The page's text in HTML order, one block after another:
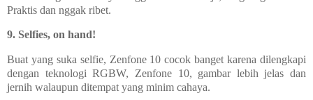
Praktis dan nggak ribet.
9. Selfies, on hand!
Buat yang suka selfie, Zenfone 10 cocok banget karena dilengkapi
dengan teknologi RGBW, Zenfone 10, gambar lebih jelas dan
jernih walaupun ditempat yang minim cahaya.